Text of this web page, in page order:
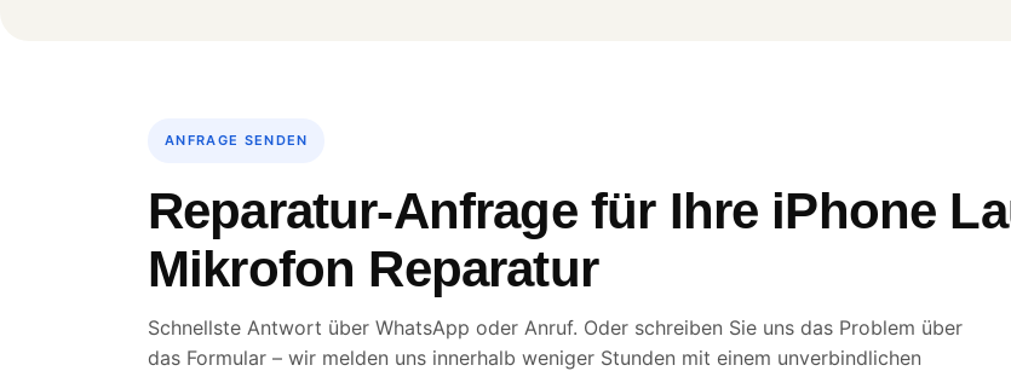
ANFRAGE SENDEN
Reparatur-Anfrage für Ihre iPhone
Mikrofon Reparatur
Schnellste Antwort über WhatsApp oder Anruf. Oder schreiben Sie uns das Problem über
das Formular – wir melden uns innerhalb weniger Stunden mit einem unverbindlichen